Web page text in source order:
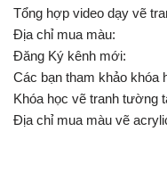
Tổng hợp video dạy vẽ
Địa chỉ mua màu:
Đăng Ký kênh mới:
Các bạn tham khảo khóa
Khóa học vẽ tranh tường
Địa chỉ mua màu vẽ